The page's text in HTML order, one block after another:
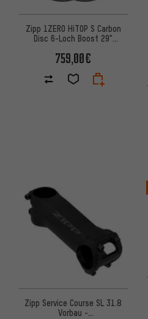
Zipp 1ZERO HiTOP S Carbon
Disc 6-Loch Boost 29"
759,00€
Zipp Service Course SL 31.8
Vorbau -